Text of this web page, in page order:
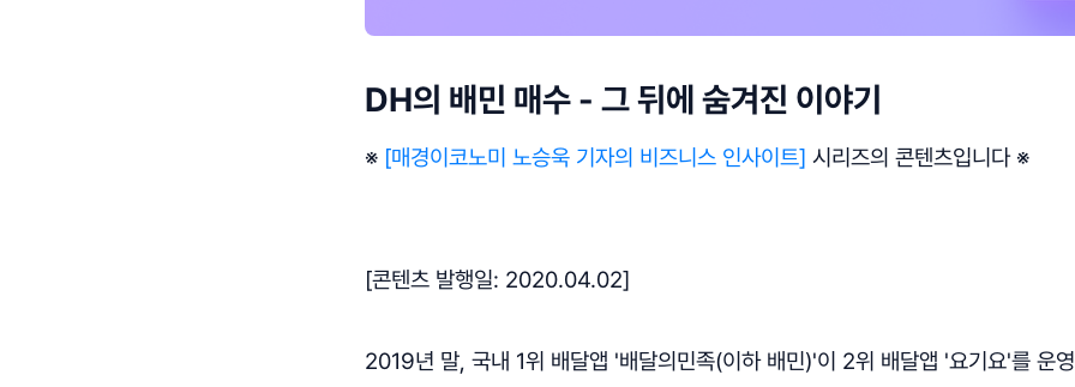
DH의 배민 매수 - 그 뒤에 숨겨진 이야기
※ [매경이코노미 노승욱 기자의 비즈니스 인사이트] 시리즈의 콘텐츠입니다 ※
[콘텐츠 발행일: 2020.04.02]
2019년 말, 국내 1위 배달앱 '배달의민족(이하 배민)'이 2위 배달앱 '요기요'를 운